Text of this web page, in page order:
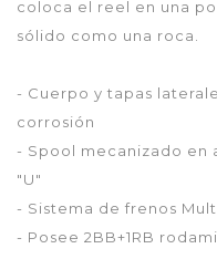
coloca el reel en una
sólido como una roca.
- Cuerpo y tapas
corrosión
- Spool mecanizado en
"U"
- Sistema de frenos
- Posee 2BB+1RB